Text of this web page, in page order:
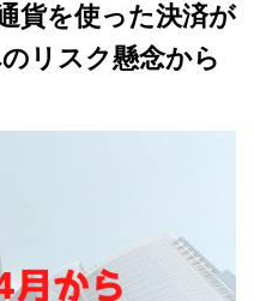
貨を使った決済が
リスク懸念から